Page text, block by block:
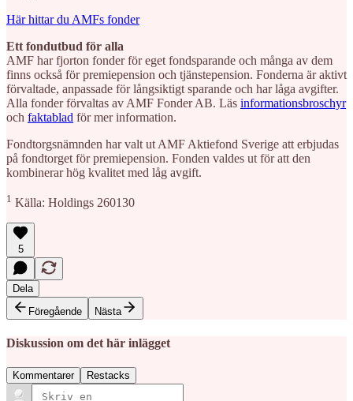
Här hittar du AMFs fonder
Ett fondutbud för alla
AMF har fjorton fonder för eget fondsparande och många av dem
finns också för premiepension och tjänstepension. Fonderna är aktivt
förvaltade, anpassade för långsiktigt sparande och har låga avgifter.
Alla fonder förvaltas av AMF Fonder AB. Läs informationsbroschyr
och faktablad för mer information.
Fondtorgsnämnden har valt ut AMF Aktiefond Sverige att erbjudas
på fondtorget för premiepension. Fonden valdes ut för att den
kombinerar hög kvalitet med låg avgift.
1 Källa: Holdings 260130
5
Dela
Föregående
Nästa
Diskussion om det här inlägget
Kommentarer Restacks